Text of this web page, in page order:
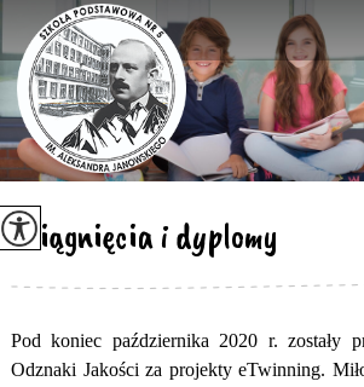
Osiągnięcia i dyplomy
Pod koniec października 2020 r. zostały
Odznaki Jakości za projekty eTwinning.